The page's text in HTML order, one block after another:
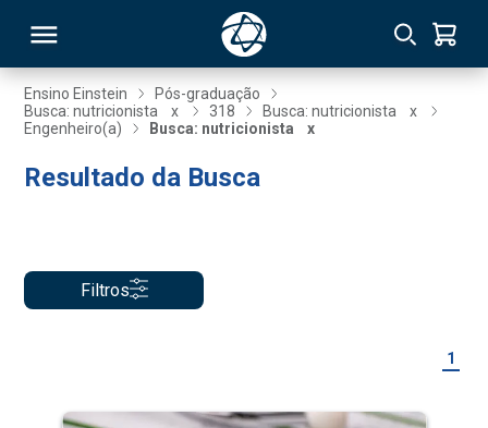
Ensino Einstein
Pós-graduação
Busca: nutricionista
x 318 Busca: nutricionista
x
Engenheiro(a)
Busca: nutricionista x
Resultado da Busca
Filtros
1